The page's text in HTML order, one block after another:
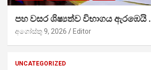
පහ වසර ශිෂ්‍යත්ව විභාගය ඇරඹෙයි .
අගෝස්තු 9, 2026 Editor
UNCATEGORIZED